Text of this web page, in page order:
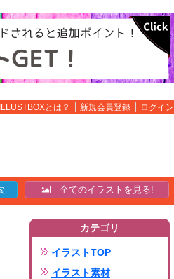
ILLUSTBOXとは？ 新規会員登録 ログイン
全てのイラストを見る!
カテゴリ
イラストTOP
イラスト素材